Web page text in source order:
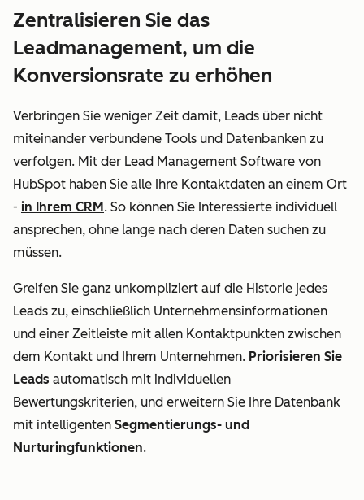
Zentralisieren Sie das
Leadmanagement, um die
Konversionsrate zu erhöhen
Verbringen Sie weniger Zeit damit, Leads über nicht
miteinander verbundene Tools und Datenbanken zu
verfolgen. Mit der Lead Management Software von
HubSpot haben Sie alle Ihre Kontaktdaten an einem Ort
- in Ihrem CRM . So können Sie Interessierte individuell
ansprechen, ohne lange nach deren Daten suchen zu
müssen.
Greifen Sie ganz unkompliziert auf die Historie jedes
Leads zu, einschließlich Unternehmensinformationen
und einer Zeitleiste mit allen Kontaktpunkten zwischen
dem Kontakt und Ihrem Unternehmen. Priorisieren Sie
Leads automatisch mit individuellen
Bewertungskriterien, und erweitern Sie Ihre Datenbank
mit intelligenten Segmentierungs- und
Nurturingfunktionen.